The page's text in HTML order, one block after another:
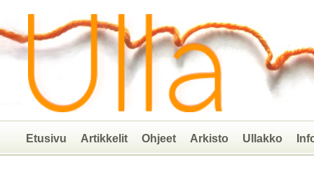
Etusivu Artikkelit Ohjeet Arkisto Ullakko